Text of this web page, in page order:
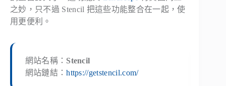
之妙，只不過 Stencil 把這些功能整合在一起，使
用更便利。
網站名稱： Stencil
網站鏈結：https://getstencil.com/